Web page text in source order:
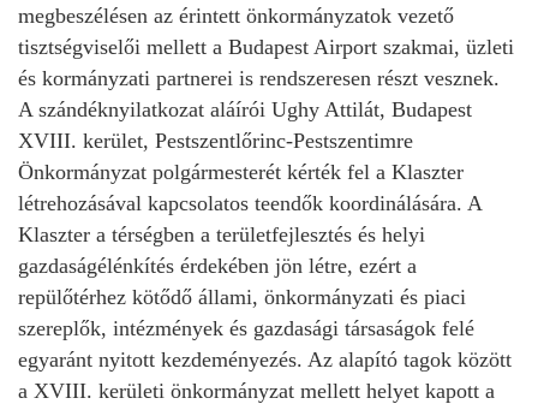
megbeszélésen az érintett önkormányzatok vezető
tisztségviselői mellett a Budapest Airport szakmai, üzleti
és kormányzati partnerei is rendszeresen részt vesznek.
A szándéknyilatkozat aláírói Ughy Attilát, Budapest
XVIII. kerület, Pestszentlőrinc-Pestszentimre
Önkormányzat polgármesterét kérték fel a Klaszter
létrehozásával kapcsolatos teendők koordinálására. A
Klaszter a térségben a területfejlesztés és helyi
gazdaságélénkítés érdekében jön létre, ezért a
repülőtérhez kötődő állami, önkormányzati és piaci
szereplők, intézmények és gazdasági társaságok felé
egyaránt nyitott kezdeményezés. Az alapító tagok között
a XVIII. kerületi önkormányzat mellett helyet kapott a